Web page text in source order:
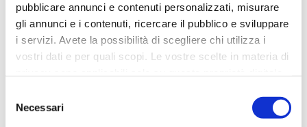
pubblicare annunci e contenuti personalizzati, misurare
gli annunci e i contenuti, ricercare il pubblico e sviluppare
i servizi. Avete la possibilità di scegliere chi utilizza i
vostri dati e per quali scopi. Le vostre scelte in materia di
modificare o revocare il proprio consenso in qualsiasi
momento dalla Dichiarazione sui cookie o facendo clic
delNecessari
CARBOSSITERAPIA PER LA CELLULITE:
COME FUNZIONA, BENEFICI E QUANDO È
INDICATA